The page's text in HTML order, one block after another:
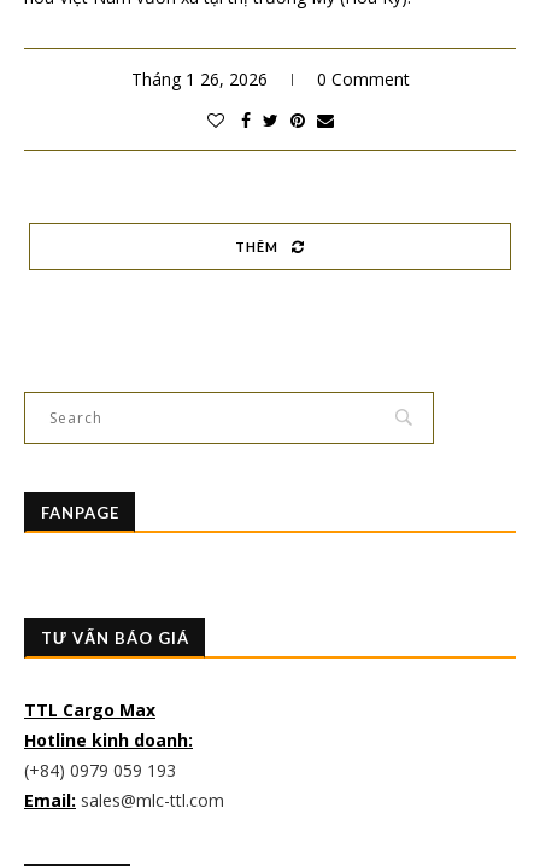
Tháng 1 26, 2026 0 Comment
THÊM
FANPAGE
TƯ VẤN BÁO GIÁ
TTL Cargo Max
Hotline kinh doanh:
(+84) 0979 059 193
Email: sales@mlc-ttl.com